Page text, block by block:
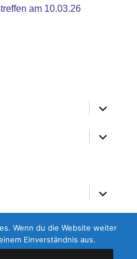
am 10.03.26
anzeigen
Wenn du die Website weiter
Einverständnis aus.